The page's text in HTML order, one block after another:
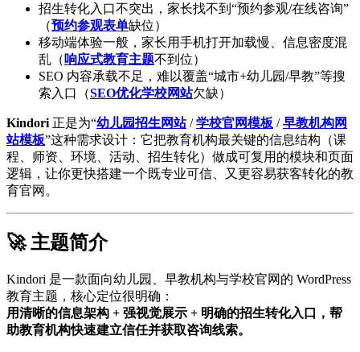
招生转化入口不突出，家长找不到“预约参观/在线咨询”
（预约参观表单缺位）
移动端体验一般，家长用手机打开加载慢、信息密度混
乱（ 响应式教育主题不到位）
SEO 内容承载不足，难以覆盖“城市+幼儿园/早教”等搜
索入口（SEO优化学校网站欠缺）
Kindori 正是为“幼儿园招生网站/学校官网模板 /早教机构网
站模板”这种需求设计：它把教育机构最关键的信息结构（课
程、师资、环境、活动、招生转化）做成可复用的模块和页面
逻辑，让你更快搭建一个既专业可信、又更容易获客转化的教
育官网。
🚀 主题简介
Kindori 是一款面向幼儿园、早教机构与学校官网的 WordPress
教育主题，核心定位很明确：
用清晰的信息架构 + 强视觉展示 + 明确的招生转化入口，帮
助教育机构快速建立信任并获取咨询线索。